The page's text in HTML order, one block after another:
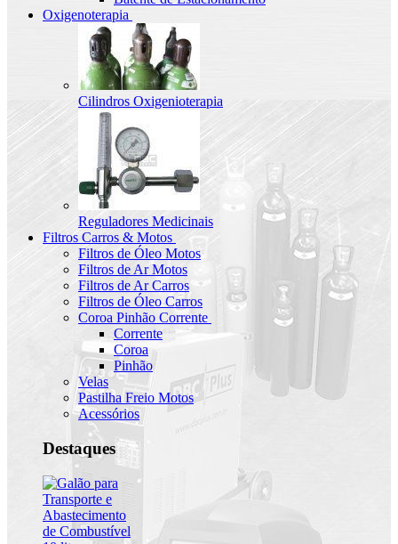
Oxigenoterapia
Cilindros Oxigenioterapia
Reguladores Medicinais
Filtros Carros & Motos
Filtros de Óleo Motos
Filtros de Ar Motos
Filtros de Ar Carros
Filtros de Óleo Carros
Coroa Pinhão Corrente
Corrente
Coroa
Pinhão
Velas
Pastilha Freio Motos
Acessórios
Destaques